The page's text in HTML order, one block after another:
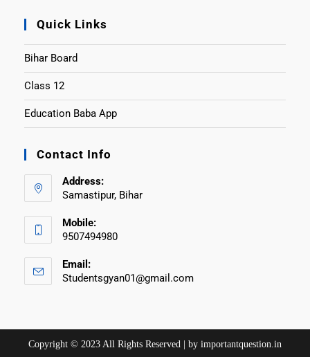
Quick Links
Bihar Board
Class 12
Education Baba App
Contact Info
Address:
Samastipur, Bihar
Mobile:
9507494980
Email:
Studentsgyan01@gmail.com
Copyright © 2023 All Rights Reserved | by importantquestion.in